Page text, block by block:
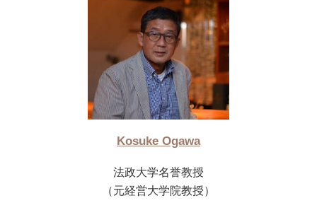
Kosuke Ogawa
法政大学名誉教授
（元経営大学院教授）